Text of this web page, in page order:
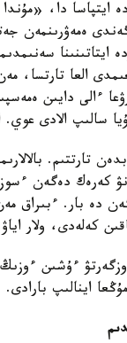
ايتپاسا دا،
ەمەۋرىنمەن
ايتاتىنىنا
العا تارتسا،
ءالى دايىن
سالىپ الادى عوي.
تارتتىم.
كەرەك دەگەن
دە بار. ءبىراق
كەلەدى،
وزگەرتۋ ءۇشىن
اينالىپ بارادى.